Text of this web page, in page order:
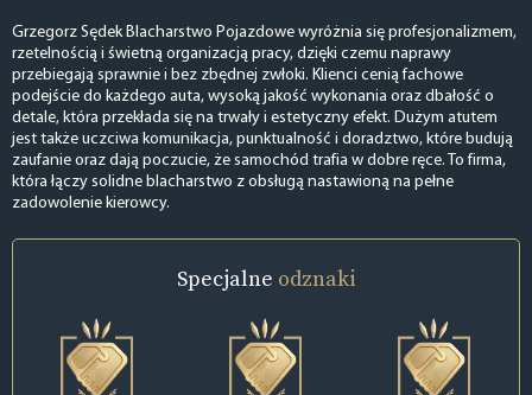
Grzegorz Sędek Blacharstwo Pojazdowe wyróżnia się profesjonalizmem,
rzetelnością i świetną organizacją pracy, dzięki czemu naprawy
przebiegają sprawnie i bez zbędnej zwłoki. Klienci cenią fachowe
podejście do każdego auta, wysoką jakość wykonania oraz dbałość o
detale, która przekłada się na trwały i estetyczny efekt. Dużym atutem
jest także uczciwa komunikacja, punktualność i doradztwo, które budują
zaufanie oraz dają poczucie, że samochód trafia w dobre ręce. To firma,
która łączy solidne blacharstwo z obsługą nastawioną na pełne
zadowolenie kierowcy.
Specjalne odznaki